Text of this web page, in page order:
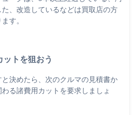
、改造しているなどは買取店の方
す。
ットを狙おう
決めたら、次のクルマの見積書か
る諸費用カットを要求しましょ